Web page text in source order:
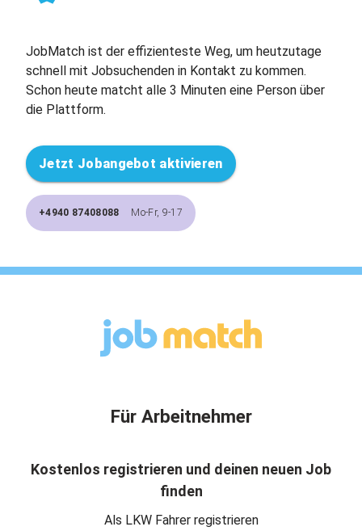
JobMatch ist der effizienteste Weg, um heutzutage
schnell mit Jobsuchenden in Kontakt zu kommen.
Schon heute matcht alle 3 Minuten eine Person über
die Plattform.
Jetzt Jobangebot aktivieren
+4940 87408088 Mo-Fr, 9-17
Für Arbeitnehmer
Kostenlos registrieren und deinen neuen Job
finden
Als LKW Fahrer registrieren